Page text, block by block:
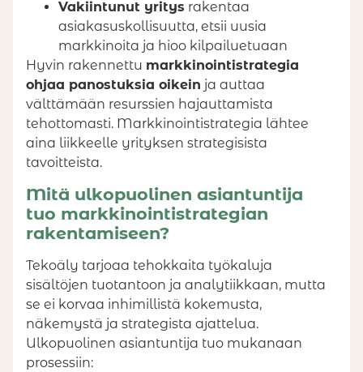
Vakiintunut yritys rakentaa
asiakasuskollisuutta, etsii uusia
markkinoita ja hioo kilpailuetuaan
Hyvin rakennettu markkinointistrategia
ohjaa panostuksia oikein ja auttaa
välttämään resurssien hajauttamista
tehottomasti. Markkinointistrategia lähtee
aina liikkeelle yrityksen strategisista
tavoitteista.
Mitä ulkopuolinen asiantuntija
tuo markkinointistrategian
rakentamiseen?
Tekoäly tarjoaa tehokkaita työkaluja
sisältöjen tuotantoon ja analytiikkaan, mutta
se ei korvaa inhimillistä kokemusta,
näkemystä ja strategista ajattelua.
Ulkopuolinen asiantuntija tuo mukanaan
prosessiin: